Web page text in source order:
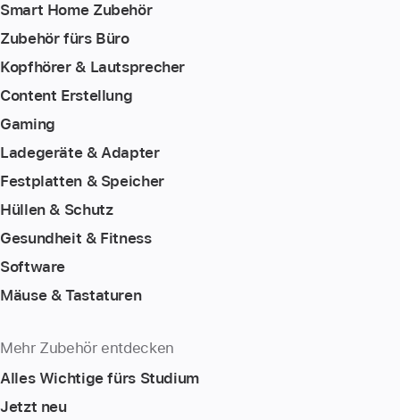
Smart Home Zubehör
Zubehör fürs Büro
Kopfhörer & Lautsprecher
Content Erstellung
Gaming
Ladegeräte & Adapter
Festplatten & Speicher
Hüllen & Schutz
Gesundheit & Fitness
Software
Mäuse & Tastaturen
Mehr Zubehör entdecken
Alles Wichtige fürs Studium
Jetzt neu